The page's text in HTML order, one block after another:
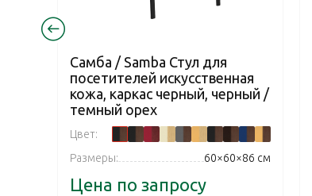
Самба / Samba Стул для
посетителей искусственная
кожа, каркас черный, черный /
темный орех
Цвет:
Размеры:
60×60×86 см
Цена по запросу